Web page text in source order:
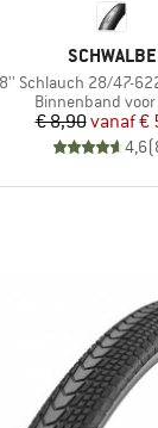
MERK
SCHWALBE
Schlauch 28/47-
Productgroep
Binnenband
Prijs
€ 8,90vanaf€
4,6(